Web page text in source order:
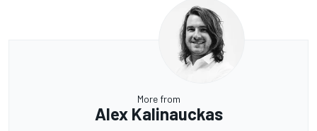
More from
Alex Kalinauckas